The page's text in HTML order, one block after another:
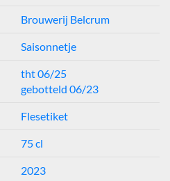
Brouwerij Belcrum
Saisonnetje
tht 06/25
gebotteld 06/23
Flesetiket
75 cl
2023